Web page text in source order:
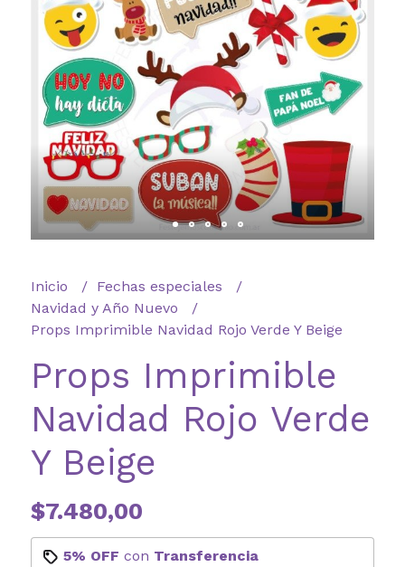
Inicio
Fechas especiales
Navidad y Año Nuevo
Props Imprimible Navidad Rojo Verde Y Beige
Props Imprimible
Navidad Rojo Verde
Y Beige
$7.480,00
5% OFF con Transferencia